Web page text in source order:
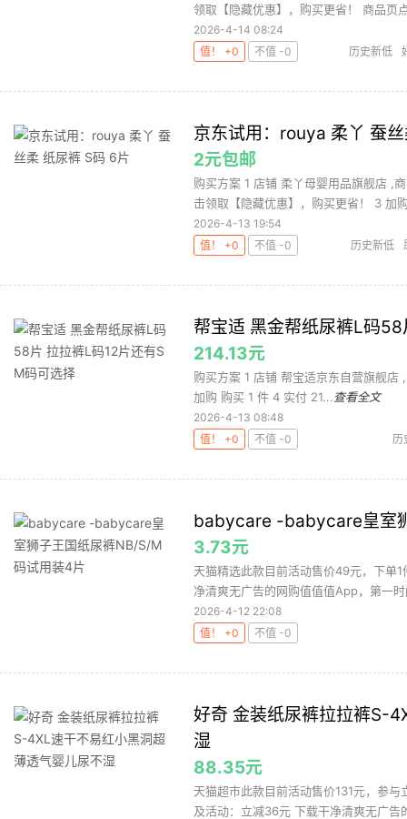
领取【隐藏优惠】，购买更省！ 商品页
2026-4-14 08:24
值！ +0
不值 -0 历史新低
京东试用：rouya 柔丫 蚕
2元包邮
购买方案 1 店铺 柔丫母婴用品旗舰店 ,
击领取【隐藏优惠】，购买更省！ 3 加
2026-4-13 19:54
值！ +0
不值 -0 历史新低
帮宝适 黑金帮纸尿裤L码
214.13元
购买方案 1 店铺 帮宝适京东自营旗舰
加购 购买 1 件 4 实付 21... 查看全文
2026-4-13 08:48
值！ +0
不值 -0 历
babycare -babycare皇室
3.73元
天猫精选此款目前活动售价49元，下单
净清爽无广告的网购值值值App，第一
2026-4-12 22:08
值！ +0
不值 -0
好奇 金装纸尿裤拉拉裤S-
湿
88.35元
天猫超市此款目前活动售价131元，参
及活动：立减36元 下载干净清爽无广告